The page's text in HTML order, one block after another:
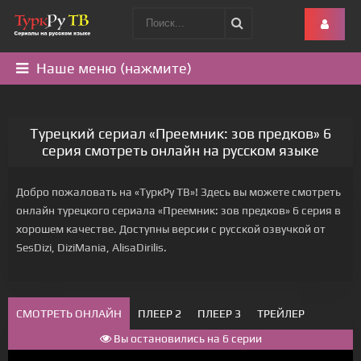
Наше меню (нажмите)
Турецкий сериал «Преемник: зов предков» 6
серия смотреть онлайн на русском языке
Добро пожаловать на «ТуркРу ТВ»! Здесь вы можете смотреть
онлайн турецкого сериала «Преемник: зов предков» 6 серия в
хорошем качестве. Доступны версии с русской озвучкой от
SesDizi, DiziMania, AlisaDirilis.
СМОТРЕТЬ ОНЛАЙН ПЛЕЕР 2 ПЛЕЕР 3
ТРЕЙЛЕР
Вы остановились на 6 серии